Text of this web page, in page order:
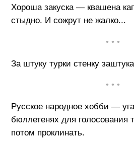
Хороша закуска — квашена
стыдно. И сожрут не жалко...
• • •
За штуку турки стенку
• • •
Русское народное хобби —
бюллетенях для голосования
потом проклинать.